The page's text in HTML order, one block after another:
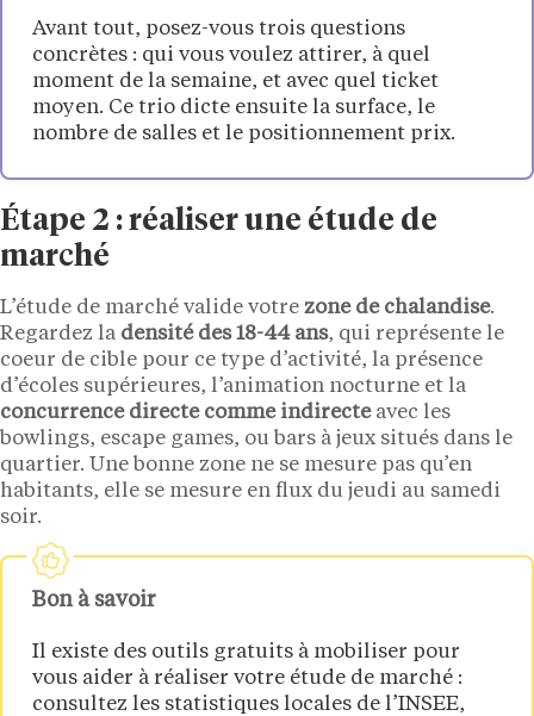
Avant tout, posez-vous trois questions
concrètes : qui vous voulez attirer, à quel
moment de la semaine, et avec quel ticket
moyen. Ce trio dicte ensuite la surface, le
nombre de salles et le positionnement prix.
Étape 2 : réaliser une étude de
marché
L’étude de marché valide votre zone de chalandise.
Regardez la densité des 18-44 ans, qui représente le
coeur de cible pour ce type d’activité, la présence
d’écoles supérieures, l’animation nocturne et la
concurrence directe comme indirecteavec les
bowlings, escape games, ou bars à jeux situés dans le
quartier. Une bonne zone ne se mesure pas qu’en
habitants, elle se mesure en flux du jeudi au samedi
soir.
Bon à savoir
Il existe des outils gratuits à mobiliser pour
vous aider à réaliser votre étude de marché :
consultez les statistiques locales de l’INSEE,